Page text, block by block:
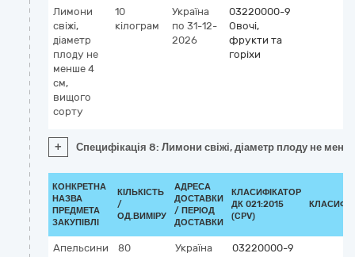
Лимони
свіжі,
діаметр
плоду не
менше 4
см,
вищого
сорту
10
кілограм
Україна
по 31-12-
2026
03220000-9
Овочі,
фрукти та
горіхи
+ Специфікація 8: Лимони свіжі, діаметр плоду не
КОНКРЕТНА
НАЗВА
ПРЕДМЕТА
ЗАКУПІВЛІ
КІЛЬКІСТЬ
/
ОД.ВИМІРУ
АДРЕСА
ДОСТАВКИ
/ ПЕРІОД
ДОСТАВКИ
КЛАСИФІКАТОР
ДК 021:2015
(CPV)
Апельсини
80
Україна
03220000-9